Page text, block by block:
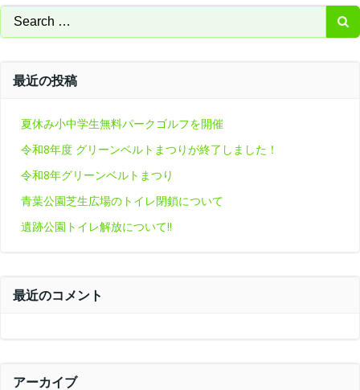
Search
for:
最近の投稿
夏休み小中学生無料パークゴルフを開催
令和8年度 グリーンベルトまつりが終了しました！
令和8年グリーンベルトまつり
青葉公園芝生広場のトイレ閉鎖について
遺跡公園トイレ解放について‼
最近のコメント
アーカイブ